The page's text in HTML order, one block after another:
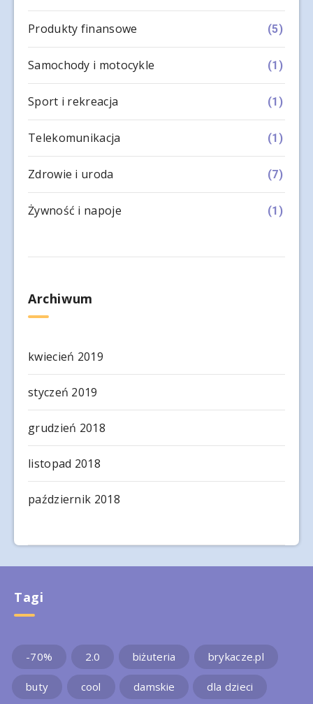
Produkty finansowe (5)
Samochody i motocykle (1)
Sport i rekreacja (1)
Telekomunikacja (1)
Zdrowie i uroda (7)
Żywność i napoje (1)
Archiwum
kwiecień 2019
styczeń 2019
grudzień 2018
listopad 2018
październik 2018
Tagi
-70% 2.0 biżuteria brykacze.pl
buty cool damskie dla dzieci